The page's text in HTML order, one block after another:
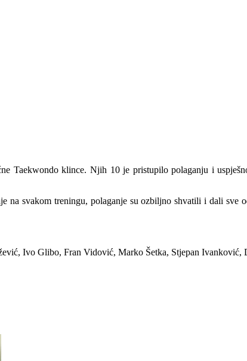
Taekwondo klince. Njih 10 je pristupilo polaganju i
svakom treningu, polaganje su ozbiljno shvatili i dali sve
Ivo Glibo, Fran Vidović, Marko Šetka, Stjepan Ivanković,